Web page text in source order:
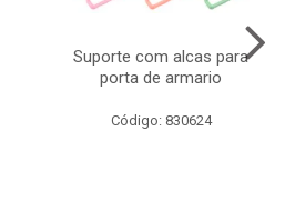
Suporte com alcas para
porta de armario
Código: 830624